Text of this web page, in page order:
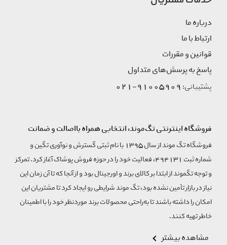
درباره ما
ارتباط با ما
قوانین و مقررات
پاسخ به پرسش‌های متداول
پشتیبانی: 91005909-021
فروشگاه اینترنتی تگ‌موند، انتخابی همراه بااصالت و ضمانت
فروشگاه تگ موند از سال 1395 با نام ثبتی گسترش و نوآوری تگین و
شماره ثبت 494131، فعالیت خود را در حوزه فروش پوشاک آغاز کرد. تمرکز
و توجه تگموند از ابتدا بر کالای برند و اورجینال بود و از آنجا که تا آن زمان این
نیاز در بازار تأمین نشده بود، تگ موند شرایطی رو ایجاد کرد تا مشتریان این
امکان را داشته باشند تا به‌راحتی محصولات برند مورد‌نظر خود را با اطمینان
خاطر تهیه کنند.
مشاهده بیشتر